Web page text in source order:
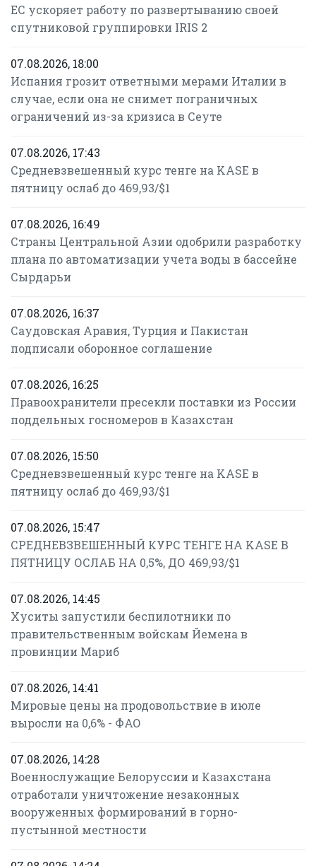
ЕС ускоряет работу по развертыванию своей
спутниковой группировки IRIS 2
07.08.2026, 18:00
Испания грозит ответными мерами Италии в
случае, если она не снимет пограничных
ограничений из-за кризиса в Сеуте
07.08.2026, 17:43
Средневзвешенный курс тенге на KASE в
пятницу ослаб до 469,93/$1
07.08.2026, 16:49
Страны Центральной Азии одобрили разработку
плана по автоматизации учета воды в бассейне
Сырдарьи
07.08.2026, 16:37
Саудовская Аравия, Турция и Пакистан
подписали оборонное соглашение
07.08.2026, 16:25
Правоохранители пресекли поставки из России
поддельных госномеров в Казахстан
07.08.2026, 15:50
Средневзвешенный курс тенге на KASE в
пятницу ослаб до 469,93/$1
07.08.2026, 15:47
СРЕДНЕВЗВЕШЕННЫЙ КУРС ТЕНГЕ НА KASE В
ПЯТНИЦУ ОСЛАБ НА 0,5%, ДО 469,93/$1
07.08.2026, 14:45
Хуситы запустили беспилотники по
правительственным войскам Йемена в
провинции Мариб
07.08.2026, 14:41
Мировые цены на продовольствие в июле
выросли на 0,6% - ФАО
07.08.2026, 14:28
Военнослужащие Белоруссии и Казахстана
отработали уничтожение незаконных
вооруженных формирований в горно-
пустынной местности